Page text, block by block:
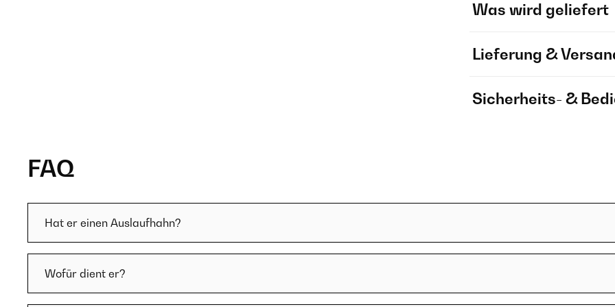
Was wird geliefert
Lieferung &
Sicherheits- &
FAQ
Hat er einen Auslaufhahn?
Wofür dient er?